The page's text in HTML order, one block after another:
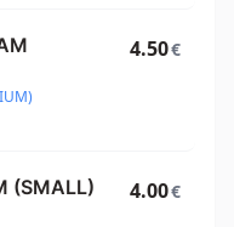
4.50€
(SMALL) 4.00€